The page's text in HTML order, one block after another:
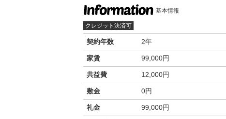
基本情報
クレジット決済可
契約年数 2年
家賃 99,000円
共益費 12,000円
敷金 0円
礼金 99,000円